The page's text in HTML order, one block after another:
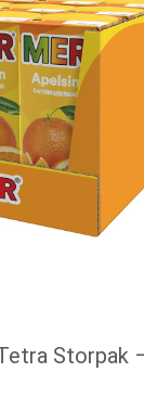
Storpak